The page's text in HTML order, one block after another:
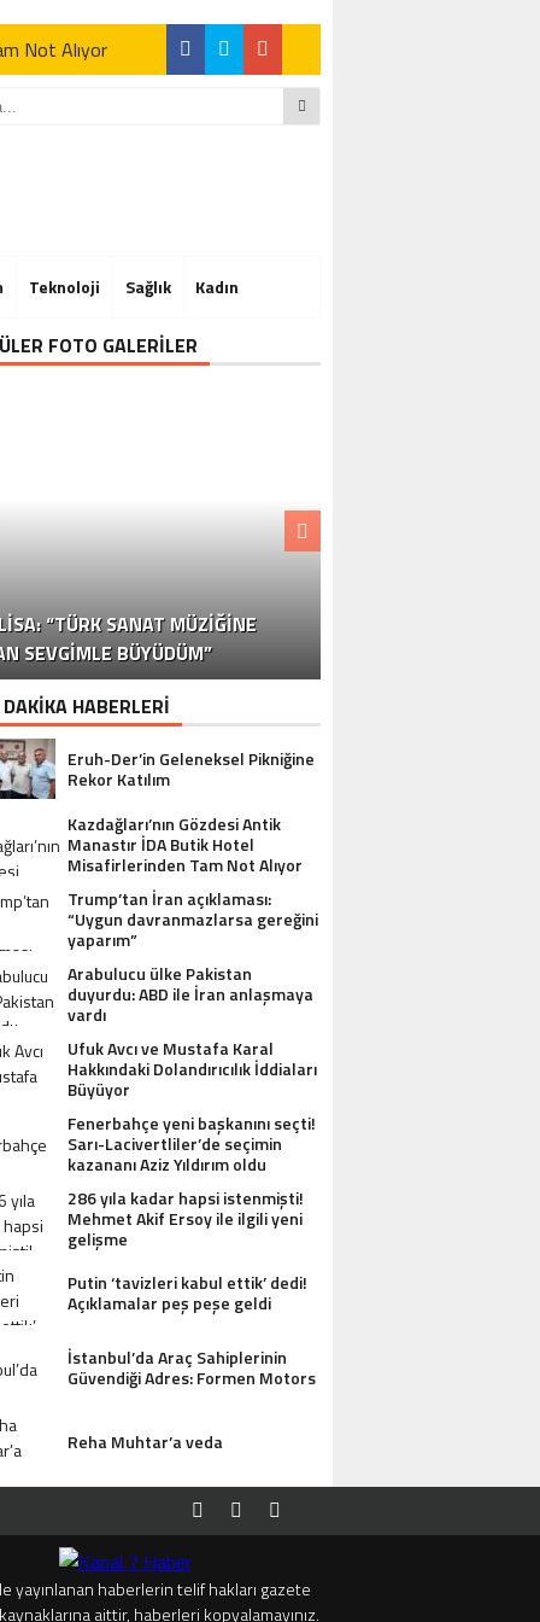
Not Alıyor
Not Alıyor
Teknoloji Sağlık Kadın
FOTO GALERİLER
“TÜRK SANAT MÜZIĞINE
SEVGIMLE BÜYÜDÜM”
İSPANYA SAĞLIK TURIZMINDE 2026
HEDEFLERINI BÜYÜTÜYOR
2026 SAĞLIK TURIZMI VIZYONUNU
“YAPIMCI MUSTAFA USLU HAKKINDA
SUÇ DUYURUSU”
YÖNETMEN MURAT UYGUR’DAN
ULUSLARARASI AKSIYON FILMI
YAPIMCI MUSTAFA USLU VE EŞI
HAKKINDA UYUŞTURUCU ŞIKÂYETI
İSTANBUL’DAN BINGÖL’E 3 MILYON
TL’LIK GÖNÜL KÖPRÜSÜ
TURIZM SEKTÖRÜNÜN DENEYIMLI
İSMI: FATIH ERSÜ
SORUŞTURMADA SESSIZLIK TEPKI
OYUNCU SINAN ÇALIŞKANOĞLU
KARAKOLLUK OLDU
HABERLERİ
Eruh-Der’in Geleneksel Pikniğine
Rekor Katılım
Kazdağları’nın Gözdesi Antik
Manastır İDA Butik Hotel
Misafirlerinden Tam Not Alıyor
Trump’tan İran açıklaması:
“Uygun davranmazlarsa gereğini
yaparım”
Arabulucu ülke Pakistan
duyurdu: ABD ile İran anlaşmaya
vardı
Ufuk Avcı ve Mustafa Karal
Hakkındaki Dolandırıcılık İddiaları
Büyüyor
Fenerbahçe yeni başkanını seçti!
Sarı-Lacivertliler’de seçimin
kazananı Aziz Yıldırım oldu
286 yıla kadar hapsi istenmişti!
Mehmet Akif Ersoy ile ilgili yeni
gelişme
Putin ‘tavizleri kabul ettik’ dedi!
Açıklamalar peş peşe geldi
İstanbul’da Araç Sahiplerinin
Güvendiği Adres: Formen Motors
Reha Muhtar’a veda
yayınlanan haberlerin telif hakları gazete
aittir, haberleri kopyalamayınız.